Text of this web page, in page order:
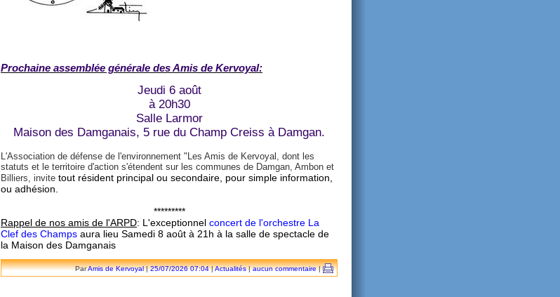
Prochaine assemblée générale des Amis de Kervoyal:
Jeudi 6 août
à 20h30
Salle Larmor
Maison des Damganais, 5 rue du Champ Creiss à Damgan.
L'Association de défense de l'environnement "Les Amis de Kervoyal, dont les
statuts et le territoire d'action s'étendent sur les communes de Damgan, Ambon et
Billiers, invite tout résident principal ou secondaire, pour simple information,
ou adhésion.
*********
Rappel de nos amis de l'ARPD: L'exceptionnel concert de l'orchestre La
Clef des Champs aura lieu Samedi 8 août à 21h à la salle de spectacle de
la Maison des Damganais
ParAmis de Kervoyal|25/07/2026 07:04|Actualités|aucun commentaire|